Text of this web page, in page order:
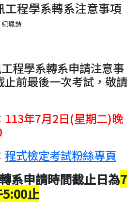
工程學系轉系注意事項
紀珮詩
程學系轉系申請注意事
止前最後一次考試，敬請
113年7月2日(星期二)晚
程式檢定考試粉絲專頁
轉系申請時間截止日為7
止